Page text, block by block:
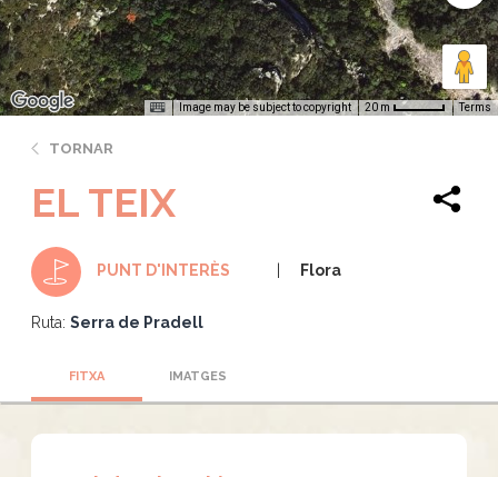
Image may be subject to copyright 20 m Terms
TORNAR
EL TEIX
PUNT D'INTERÈS Flora
Ruta: Serra de Pradell
FITXA IMATGES